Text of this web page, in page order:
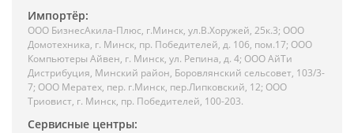
Импортёр:
ООО БизнесАкила-Плюc, г.Минск, ул.В.Хоружей, 25к.3; ООО
Домотехника, г. Минск, пр. Победителей, д. 106, пом.17; ООО
Компьютеры Айвен, г. Минск, ул. Репина, д. 4; ООО АйТи
Дистрибуция, Минский район, Боровлянский сельсовет, 103/3-
7; ООО Мератех, пер. г.Минск, пер.Липковский, 12; ООО
Триовист, г. Минск, пр. Победителей, 100-203.
Сервисные центры: